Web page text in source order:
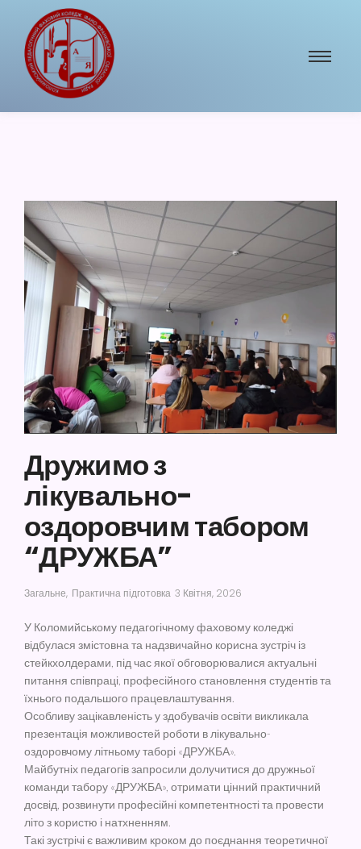
Дружимо з
лікувально-
оздоровчим табором
“ДРУЖБА”
Загальне, Практична підготовка 3 Квітня, 2026
У Коломийському педагогічному фаховому коледжі
відбулася змістовна та надзвичайно корисна зустріч із
стейкхолдерами, під час якої обговорювалися актуальні
питання співпраці, професійного становлення студентів та
їхнього подальшого працевлаштування.
Особливу зацікавленість у здобувачів освіти викликала
презентація можливостей роботи в лікувально-
оздоровчому літньому таборі «ДРУЖБА».
Майбутніх педагогів запросили долучитися до дружньої
команди табору «ДРУЖБА», отримати цінний практичний
досвід, розвинути професійні компетентності та провести
літо з користю і натхненням.
Такі зустрічі є важливим кроком до поєднання теоретичної